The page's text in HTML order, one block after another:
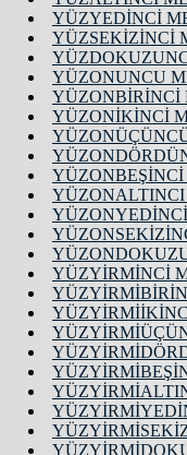
YÜZYEDİNCİ
YÜZSEKİZİNCİ
YÜZONUNCU
YÜZONBİRİNCİ
YÜZONİKİNCİ
YÜZYİRMİNCİ